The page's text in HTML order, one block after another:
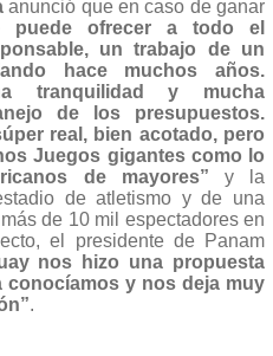
anunció que en caso de ganar
puede ofrecer a todo el
un trabajo de un
hace muchos años.
tranquilidad y mucha
de los presupuestos.
real, bien acotado, pero
Juegos gigantes como lo
de mayores” y la
de atletismo y de una
de 10 mil espectadores en
el presidente de Panam
nos hizo una propuesta
conocíamos y nos deja muy
.